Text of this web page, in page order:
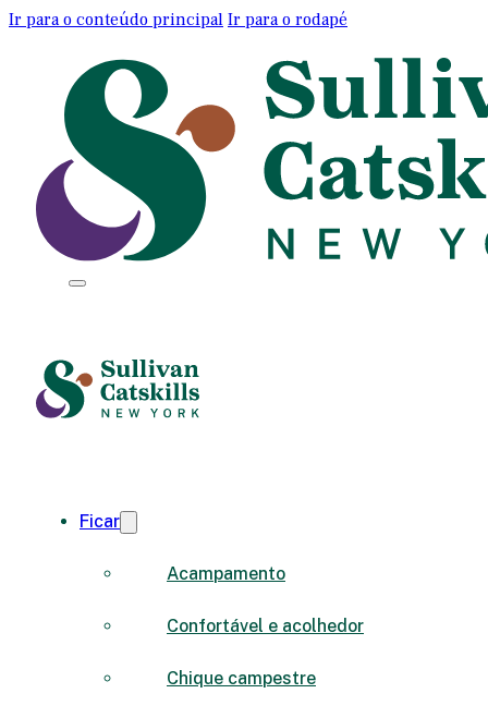
Ir para o conteúdo principal Ir para o rodapé
Ficar
Acampamento
Confortável e acolhedor
Chique campestre